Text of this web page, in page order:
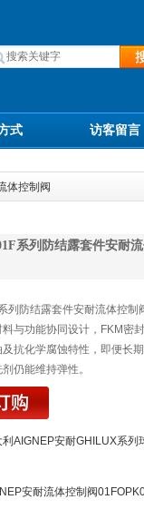
式 访客留言
体控制阀
系列防结露套件安耐流
列防结露套件安耐流体控制
与功能协同设计，FKM密
抗化学腐蚀特性，即便长
仍能维持弹性。
利AIGNEP安耐GHILUX系列
安耐流体控制阀